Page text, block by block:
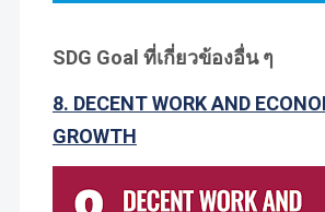
SDG Goal ที่เกี่ยวข้องอื่น ๆ
8. DECENT WORK AND
GROWTH